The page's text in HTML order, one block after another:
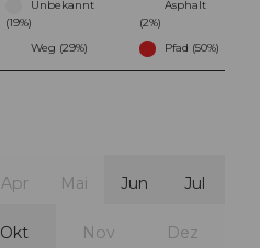
Unbekannt
(19%)
Asphalt
(2%)
Weg (29%)
Pfad (50%)
Apr Mai Jun Jul
Okt Nov Dez